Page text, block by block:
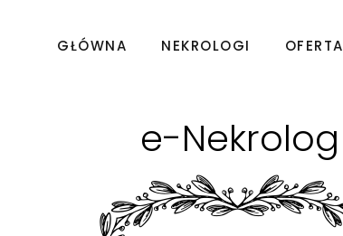
GŁÓWNA NEKROLOGI OFERTA
e-Nekrolog